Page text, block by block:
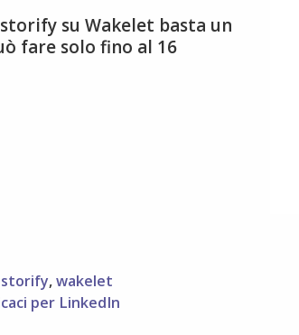
su Wakelet basta un
fare solo fino al 16
storify,wakelet
per LinkedIn